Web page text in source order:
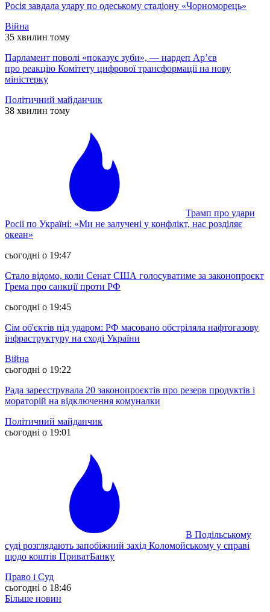
Росія завдала удару по одеському стадіону «Чорноморець»
Війна
35 хвилин тому
Парламент поволі «показує зуби», — нардеп Ар’єв
про реакцію Комітету цифрової трансформації на нову
міністерку
Політичний майданчик
38 хвилин тому
Трамп про удари
Росії по Україні: «Ми не залучені у конфлікт, нас розділяє
океан»
сьогодні о 19:47
Стало відомо, коли Сенат США голосуватиме за законопроєкт
Грема про санкції проти РФ
сьогодні о 19:45
Сім об'єктів під ударом: РФ масовано обстріляла нафтогазову
інфраструктуру на сході України
Війна
сьогодні о 19:22
Рада зареєструвала 20 законопроєктів про резерв продуктів і
мораторій на відключення комуналки
Політичний майданчик
сьогодні о 19:01
В Подільському
суді розглядають запобіжний захід Коломойському у справі
щодо коштів ПриватБанку
Право і Суд
сьогодні о 18:46
Більше новин